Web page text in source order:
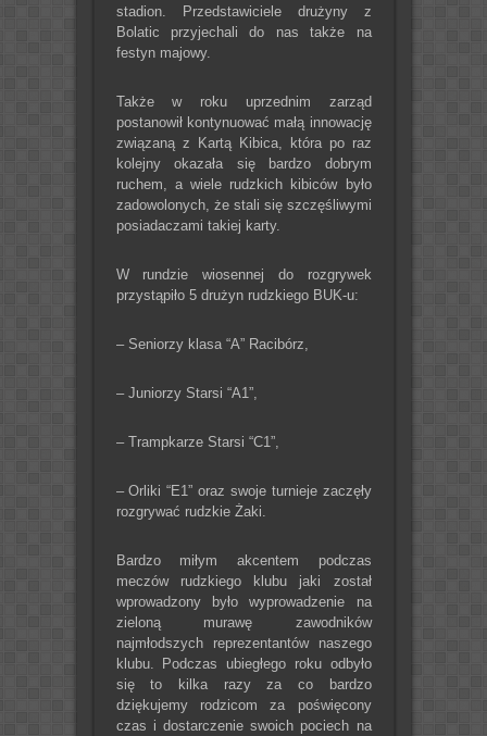
stadion. Przedstawiciele drużyny z
Bolatic przyjechali do nas także na
festyn majowy.
Także w roku uprzednim zarząd
postanowił kontynuować małą innowację
związaną z Kartą Kibica, która po raz
kolejny okazała się bardzo dobrym
ruchem, a wiele rudzkich kibiców było
zadowolonych, że stali się szczęśliwymi
posiadaczami takiej karty.
W rundzie wiosennej do rozgrywek
przystąpiło 5 drużyn rudzkiego BUK-u:
– Seniorzy klasa “A” Racibórz,
– Juniorzy Starsi “A1”,
– Trampkarze Starsi “C1”,
– Orliki “E1” oraz swoje turnieje zaczęły
rozgrywać rudzkie Żaki.
Bardzo miłym akcentem podczas
meczów rudzkiego klubu jaki został
wprowadzony było wyprowadzenie na
zieloną murawę zawodników
najmłodszych reprezentantów naszego
klubu. Podczas ubiegłego roku odbyło
się to kilka razy za co bardzo
dziękujemy rodzicom za poświęcony
czas i dostarczenie swoich pociech na